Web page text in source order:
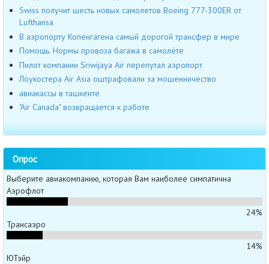
Swiss получит шесть новых самолетов Boeing 777-300ER от
Lufthansa
В аэропорту Копенгагена самый дорогой трансфер в мире
Помощь. Нормы провоза багажа в самолёте
Пилот компании Sriwijaya Air перепутал аэропорт
Лоукостера Air Asia оштрафовали за мошенничество
авиакассы в ташкенте
"Air Canada" возвращается к работе
Опрос
Выберите авиакомпанию, которая Вам наиболее симпатична
Аэрофлот
24%
Трансаэро
14%
ЮТэйр